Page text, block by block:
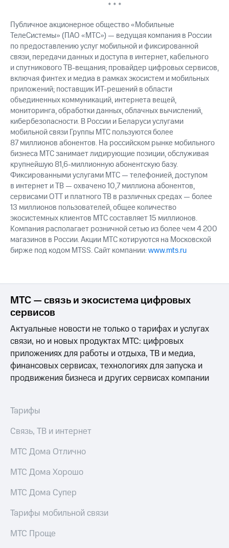
Реквизиты
Контакты
развитие
этика
На главную
* * *
Публичное акционерное общество «Мобильные
ТелеСистемы» (ПАО «МТС») — ведущая компания в России
по предоставлению услуг мобильной и фиксированной
связи, передачи данных и доступа в интернет, кабельного
и спутникового ТВ-вещания; провайдер цифровых сервисов,
включая финтех и медиа в рамках экосистем и мобильных
приложений; поставщик ИТ-решений в области
объединенных коммуникаций, интернета вещей,
мониторинга, обработки данных, облачных вычислений,
кибербезопасности. В России и Беларуси услугами
мобильной связи Группы МТС пользуются более
87 миллионов абонентов. На российском рынке мобильного
бизнеса МТС занимает лидирующие позиции, обслуживая
крупнейшую 81,6-миллионную абонентскую базу.
Фиксированными услугами МТС — телефонией, доступом
в интернет и ТВ — охвачено 10,7 миллиона абонентов,
сервисами OTT и платного ТВ в различных средах — более
13 миллионов пользователей, общее количество
экосистемных клиентов МТС составляет 15 миллионов.
Компания располагает розничной сетью из более чем 4 200
магазинов в России. Акции МТС котируются на Московской
бирже под кодом MTSS. Сайт компании:www.mts.ru
МТС — связь и экосистема цифровых
сервисов
Актуальные новости не только о тарифах и услугах
связи, но и новых продуктах МТС: цифровых
приложениях для работы и отдыха, ТВ и медиа,
финансовых сервисах, технологиях для запуска и
продвижения бизнеса и других сервисах компании
Тарифы
Связь, ТВ и интернет
МТС Дома Отлично
МТС Дома Хорошо
МТС Дома Супер
Тарифы мобильной связи
МТС Проще